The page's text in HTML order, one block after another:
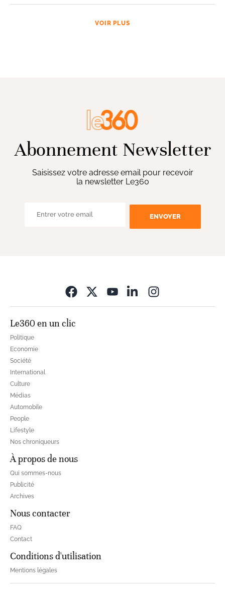
VOIR PLUS
Abonnement Newsletter
Saisissez votre adresse email pour recevoir
la newsletter Le360
ENVOYER
Le360 en un clic
Politique
Economie
Société
International
Culture
Médias
Automobile
People
Lifestyle
Nos chroniqueurs
À propos de nous
Qui sommes-nous
Publicité
Archives
Nous contacter
FAQ
Contact
Conditions d'utilisation
Mentions légales